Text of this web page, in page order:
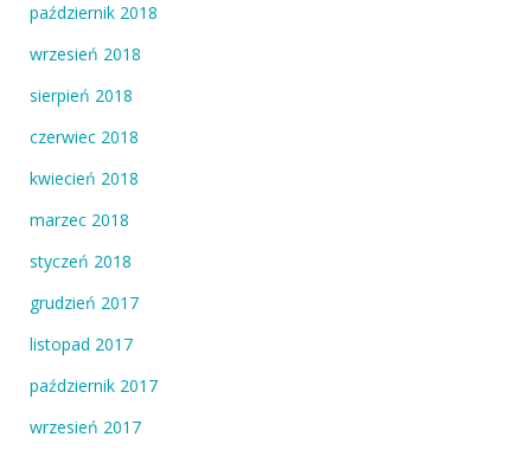
październik 2018
wrzesień 2018
sierpień 2018
czerwiec 2018
kwiecień 2018
marzec 2018
styczeń 2018
grudzień 2017
listopad 2017
październik 2017
wrzesień 2017